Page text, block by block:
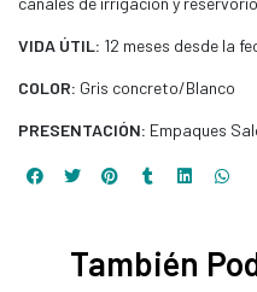
VIDA ÚTIL: 12 meses desde la
COLOR: Gris concreto/Blanco
PRESENTACIÓN: Empaques
También